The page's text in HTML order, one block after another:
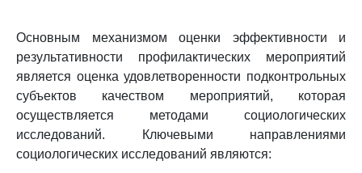
Основным механизмом оценки эффективности и
результативности профилактических мероприятий
является оценка удовлетворенности подконтрольных
субъектов качеством мероприятий, которая
осуществляется методами социологических
исследований. Ключевыми направлениями
социологических исследований являются: